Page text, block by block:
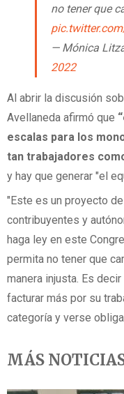
no tener que
— Mónica
2022
Al abrir la discusión
Avellaneda afirmó que
escalas para los
tan trabajadores
y hay que generar "el
"Este es un proyecto
contribuyentes y
haga ley en este
permita no tener que
manera injusta. Es
facturar más por su
categoría y verse
MÁS